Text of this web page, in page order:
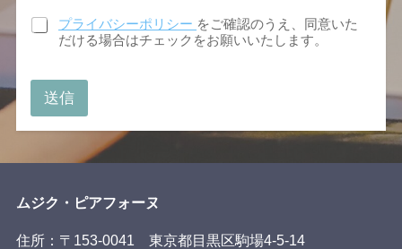
プ
シ
ー
シ
*
プライバシーポリシー をご確認のうえ、同意いた
だける場合はチェックをお願いいたします。
送信
ムジク・ピアフォーヌ
住所：〒153-0041 東京都目黒区駒場4-5-14